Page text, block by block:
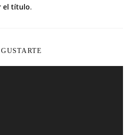
el título.